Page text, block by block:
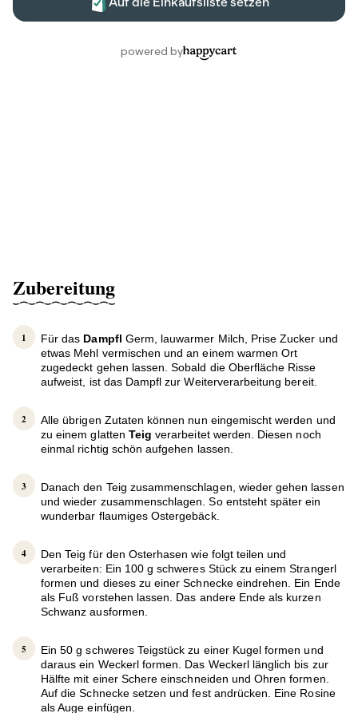
Zubereitung
Für das Dampfl Germ, lauwarmer Milch, Prise Zucker und
etwas Mehl vermischen und an einem warmen Ort
zugedeckt gehen lassen. Sobald die Oberfläche Risse
aufweist, ist das Dampfl zur Weiterverarbeitung bereit.
Alle übrigen Zutaten können nun eingemischt werden und
zu einem glatten Teigverarbeitet werden. Diesen noch
einmal richtig schön aufgehen lassen.
Danach den Teig zusammenschlagen, wieder gehen lassen
und wieder zusammenschlagen. So entsteht später ein
wunderbar flaumiges Ostergebäck.
Den Teig für den Osterhasen wie folgt teilen und
verarbeiten: Ein 100 g schweres Stück zu einem Strangerl
formen und dieses zu einer Schnecke eindrehen. Ein Ende
als Fuß vorstehen lassen. Das andere Ende als kurzen
Schwanz ausformen.
Ein 50 g schweres Teigstück zu einer Kugel formen und
daraus ein Weckerl formen. Das Weckerl länglich bis zur
Hälfte mit einer Schere einschneiden und Ohren formen.
Auf die Schnecke setzen und fest andrücken. Eine Rosine
als Auge einfügen.